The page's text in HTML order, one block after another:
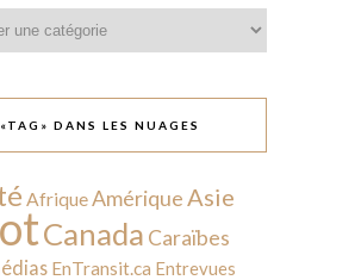
DANS LES NUAGES
AfriqueAmérique Asie
Canada Caraïbes
EnTransit.ca Entrevues